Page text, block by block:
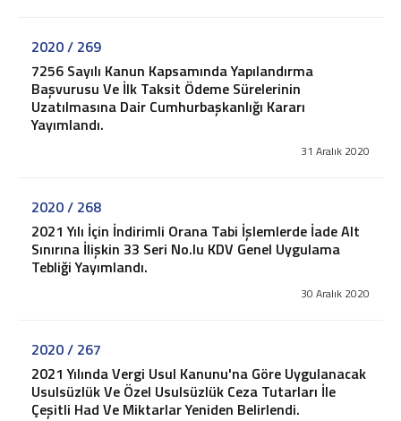
İş ve Sosyal Güvenlik
Beyanname Verme ve Ödeme Süreleri
Ba, Bs Formları
Pratik Tablolar
Vergi
SGK
TTK
Diğerleri
Kariyer
İletişim
Teklif İsteyin
2020 / 269
7256 Sayılı Kanun Kapsamında Yapılandırma
Başvurusu Ve İlk Taksit Ödeme Sürelerinin
Uzatılmasına Dair Cumhurbaşkanlığı Kararı
Yayımlandı.
31 Aralık 2020
2020 / 268
2021 Yılı İçin İndirimli Orana Tabi İşlemlerde İade Alt
Sınırına İlişkin 33 Seri No.lu KDV Genel Uygulama
Tebliği Yayımlandı.
30 Aralık 2020
2020 / 267
2021 Yılında Vergi Usul Kanunu'na Göre Uygulanacak
Usulsüzlük Ve Özel Usulsüzlük Ceza Tutarları İle
Çeşitli Had Ve Miktarlar Yeniden Belirlendi.